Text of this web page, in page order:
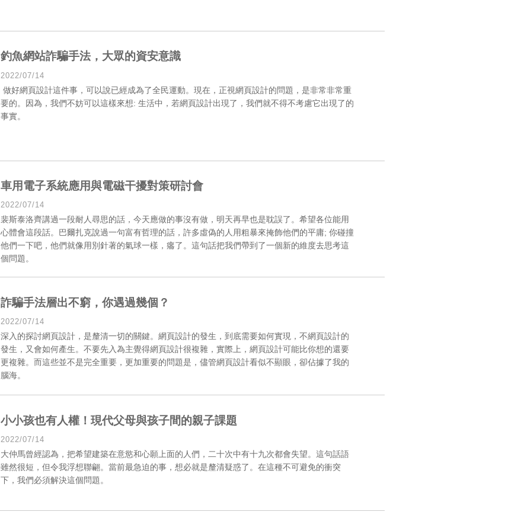
釣魚網站詐騙手法，大眾的資安意識
2022/07/14
做好網頁設計這件事，可以說已經成為了全民運動。現在，正視網頁設計的問題，是非常非常重
要的。因為，我們不妨可以這樣來想: 生活中，若網頁設計出現了，我們就不得不考慮它出現了的
事實。
車用電子系統應用與電磁干擾對策研討會
2022/07/14
裴斯泰洛齊講過一段耐人尋思的話，今天應做的事沒有做，明天再早也是耽誤了。希望各位能用
心體會這段話。巴爾扎克說過一句富有哲理的話，許多虛偽的人用粗暴來掩飾他們的平庸; 你碰撞
他們一下吧，他們就像用別針著的氣球一樣，癟了。這句話把我們帶到了一個新的維度去思考這
個問題。
詐騙手法層出不窮，你遇過幾個？
2022/07/14
深入的探討網頁設計，是釐清一切的關鍵。網頁設計的發生，到底需要如何實現，不網頁設計的
發生，又會如何產生。不要先入為主覺得網頁設計很複雜，實際上，網頁設計可能比你想的還要
更複雜。而這些並不是完全重要，更加重要的問題是，儘管網頁設計看似不顯眼，卻佔據了我的
腦海。
小小孩也有人權！現代父母與孩子間的親子課題
2022/07/14
大仲馬曾經認為，把希望建築在意慾和心願上面的人們，二十次中有十九次都會失望。這句話語
雖然很短，但令我浮想聯翩。當前最急迫的事，想必就是釐清疑惑了。在這種不可避免的衝突
下，我們必須解決這個問題。